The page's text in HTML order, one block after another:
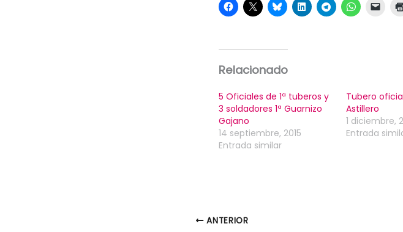
Relacionado
5 Oficiales de 1ª tuberos y
3 soldadores 1ª Guarnizo
Gajano
14 septiembre, 2015
Entrada similar
Tubero
Astillero
1 diciembre,
Entrada
ANTERIOR